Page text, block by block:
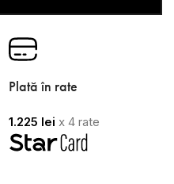
Plată în rate
1.225 lei x 4 rate